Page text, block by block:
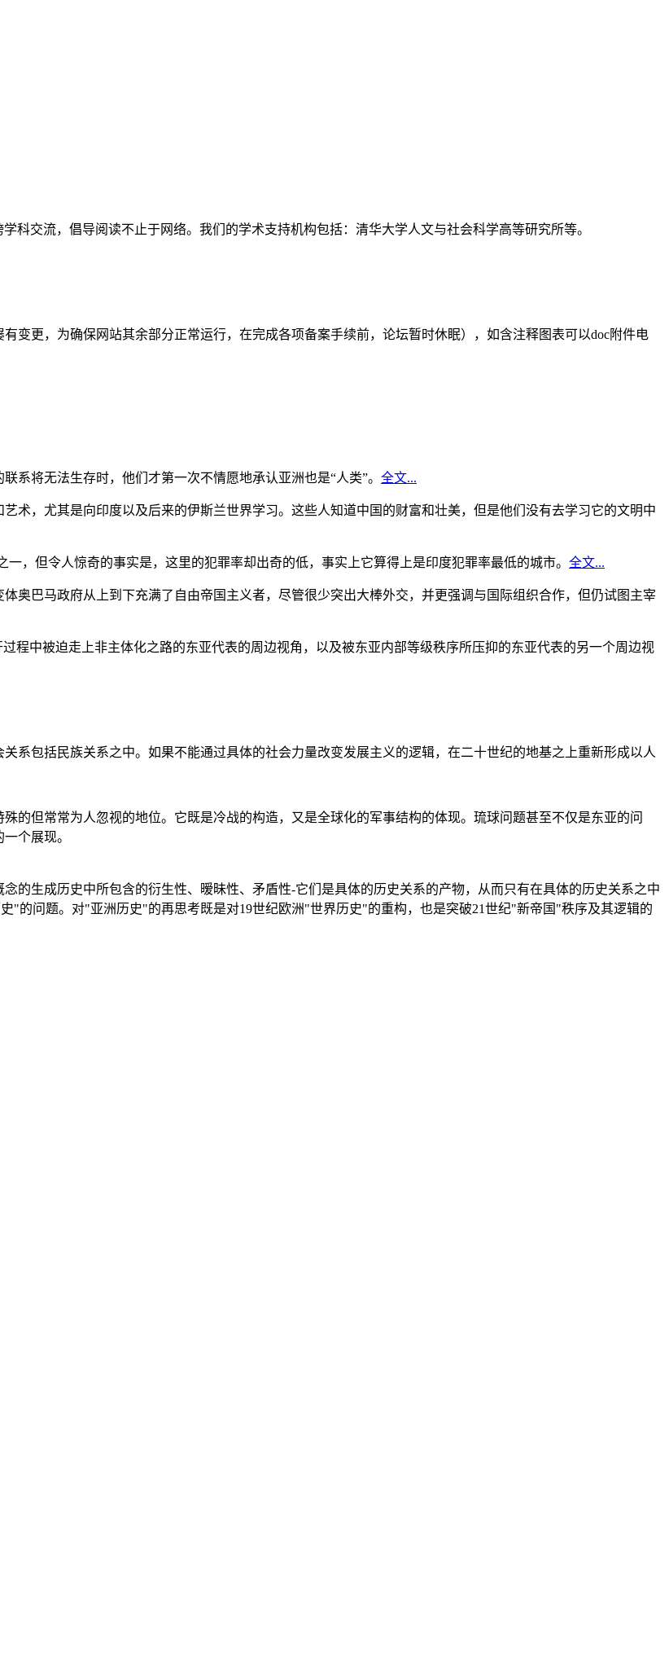
科交流，倡导阅读不止于网络。我们的学术支持机构包括：清华大学人文与社会科学高等研究所等。
变更，为确保网站其余部分正常运行，在完成各项备案手续前，论坛暂时休眠），如含注释图表可以doc附件电
系将无法生存时，他们才第一次不情愿地承认亚洲也是“人类”。 全文...
术，尤其是向印度以及后来的伊斯兰世界学习。这些人知道中国的财富和壮美，但是他们没有去学习它的文明中
，但令人惊奇的事实是，这里的犯罪率却出奇的低，事实上它算得上是印度犯罪率最低的城市。 全文...
奥巴马政府从上到下充满了自由帝国主义者，尽管很少突出大棒外交，并更强调与国际组织合作，但仍试图主宰
程中被迫走上非主体化之路的东亚代表的周边视角，以及被东亚内部等级秩序所压抑的东亚代表的另一个周边视
系包括民族关系之中。如果不能通过具体的社会力量改变发展主义的逻辑，在二十世纪的地基之上重新形成以人
的但常常为人忽视的地位。它既是冷战的构造，又是全球化的军事结构的体现。琉球问题甚至不仅是东亚的问
个展现。
的生成历史中所包含的衍生性、暧昧性、矛盾性-它们是具体的历史关系的产物，从而只有在具体的历史关系之中
"的问题。对"亚洲历史"的再思考既是对19世纪欧洲"世界历史"的重构，也是突破21世纪"新帝国"秩序及其逻辑的